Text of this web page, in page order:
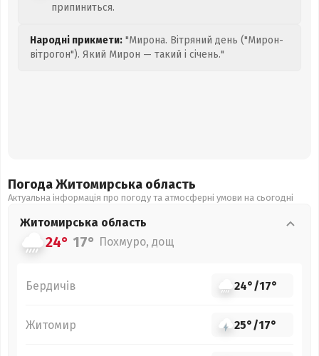
припиниться.
Народні прикмети: "Мирона. Вітряний день ("Мирон-
вітрогон"). Який Мирон — такий і січень."
Погода Житомирська область
Актуальна інформація про погоду та атмосферні умови на сьогодні
Житомирська область
24° 17° Похмуро, дощ
Бердичів 24°/17°
Житомир 25°/17°